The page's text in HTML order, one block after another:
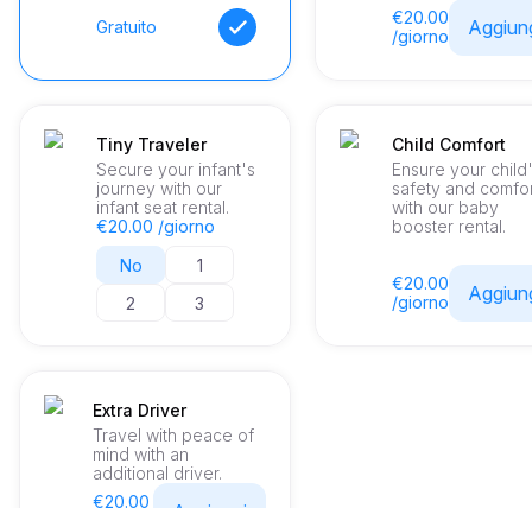
Gratuito
€20.00
/giorno
Tiny Traveler
Secure your infant's
journey with our
infant seat rental.
€20.00 /giorno
No
1
2
3
Child Comfort
Ensure your
safety and
with our baby
booster rental.
€20.00
/giorno
Extra Driver
Travel with peace of
mind with an
additional driver.
€20.00